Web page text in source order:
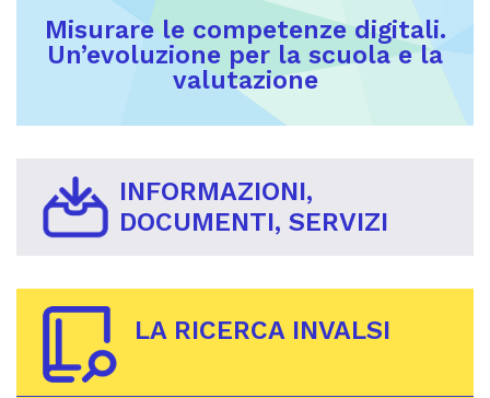
Misurare le competenze digitali.
Un’evoluzione per la scuola e la
valutazione
INFORMAZIONI,
DOCUMENTI, SERVIZI
LA RICERCA INVALSI